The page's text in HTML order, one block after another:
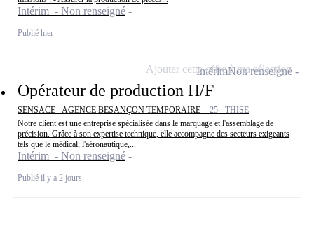
Intérim - Non renseigné
Publié hier
Opérateur de production H/F
SENSACE - AGENCE BESANÇON TEMPORAIRE - 25 - THISE
Notre client est une entreprise spécialisée dans le marquage et l'assemblage de
précision. Grâce à son expertise technique, elle accompagne des secteurs exigeants
tels que le médical, l'aéronautique,...
Intérim - Non renseigné
Publié il y a 2 jours
IntérimNon renseigné
Ajouter cette offre à ma sélection